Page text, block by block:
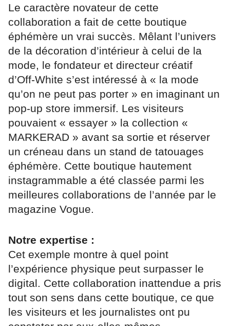
Le caractère novateur de cette
collaboration a fait de cette boutique
éphémère un vrai succès. Mêlant l’univers
de la décoration d’intérieur à celui de la
mode, le fondateur et directeur créatif
d’Off-White s’est intéressé à « la mode
qu’on ne peut pas porter » en imaginant un
pop-up store immersif. Les visiteurs
pouvaient « essayer » la collection «
MARKERAD » avant sa sortie et réserver
un créneau dans un stand de tatouages
éphémère. Cette boutique hautement
instagrammable a été classée parmi les
meilleures collaborations de l’année par le
magazine Vogue.
Notre expertise :
Cet exemple montre à quel point
l’expérience physique peut surpasser le
digital. Cette collaboration inattendue a pris
tout son sens dans cette boutique, ce que
les visiteurs et les journalistes ont pu